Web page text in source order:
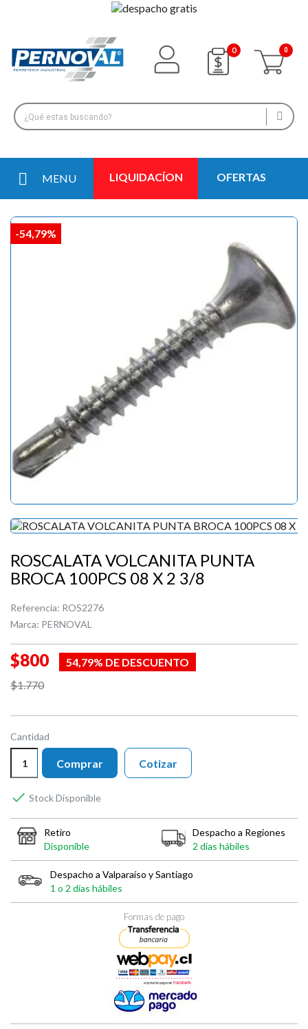
0
MENU LIQUIDACÍON OFERTAS
-54,79%
ROSCALATA VOLCANITA PUNTA
BROCA 100PCS 08 X 2 3/8
Referencia: ROS2276
Marca: PERNOVAL
$800
54,79% DE DESCUENTO
$1.770
Cantidad
Comprar
 Stock Disponible
Cotizar
Retiro
Disponible
Despacho a Regiones
2 días hábiles
Despacho a Valparaíso y Santiago
1 o 2 días hábiles
Formas de pago